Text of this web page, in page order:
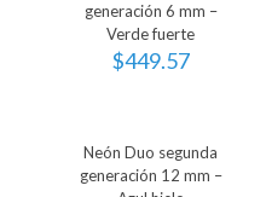
generación 6 mm –
Verde fuerte
$449.57
Neón Duo segunda
generación 12 mm –